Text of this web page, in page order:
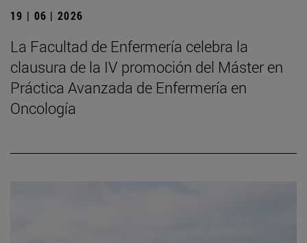
19 | 06 | 2026
La Facultad de Enfermería celebra la
clausura de la IV promoción del Máster en
Práctica Avanzada de Enfermería en
Oncología